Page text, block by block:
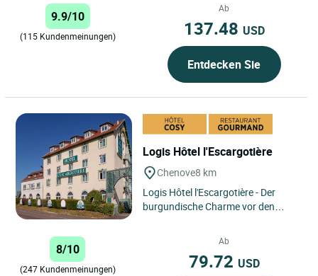
Le Clos de Vouge ein einzigartiges...
9.9/10
(115 Kundenmeinungen)
Ab
137.48 USD
Entdecken Sie
Logis Hôtel l'Escargotière
Chenove8 km
Logis Hôtel l'Escargotière - Der
burgundische Charme vor den
Hotel l'Escargotière befindet...
8/10
(247 Kundenmeinungen)
Ab
79.72 USD